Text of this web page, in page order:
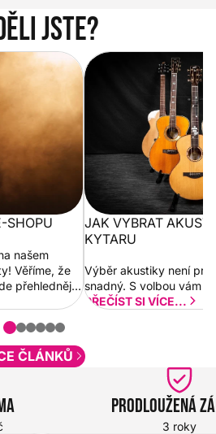
jste?
Music
SHOPU
našem
Věříme, že
přehlednější
přidávat
Jak vybrat
JAK VYBRAT
KYTARU
Výběr akustiky není pro
snadný. S volbou vám
PŘEČÍST SI VÍCE...
ČLÁNKŮ
Prodloužená
3 roky